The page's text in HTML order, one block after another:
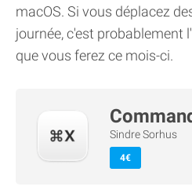
macOS. Si vous déplacez
journée, c'est probablement
que vous ferez ce mois-ci.
Sindre Sorhus
4€